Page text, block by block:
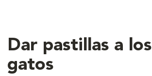
Dar pastillas a los
gatos